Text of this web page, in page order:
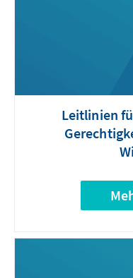
Leitlinien